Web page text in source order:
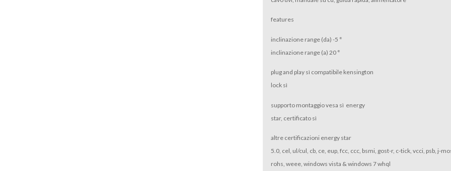
features
inclinazione range (da) -5 °
inclinazione range (a) 20 °
plug and play sì compatibile kensington
lock sì
supporto montaggio vesa sì energy
star, certificato sì
altre certificazioni energy star
5.0, cel, ul/cul, cb, ce, eup, fcc, ccc, bsmi, gost-r, c-tick, vcci, psb, j-
rohs, weee, windows vista & windows 7 whql